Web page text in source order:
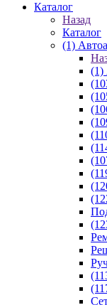
Каталог
Назад
Каталог
(1)
(1)